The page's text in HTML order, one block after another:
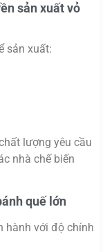
sản xuất vỏ
sản xuất:
lượng yêu cầu
nhà chế biến
quế lớn
hành với độ chính